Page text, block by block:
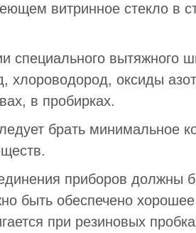
витринное стекло в
специального вытяжного
хлороводород, оксиды
в пробир­ках.
брать минимальное
приборов должны
быть обеспечено
при резино­вых